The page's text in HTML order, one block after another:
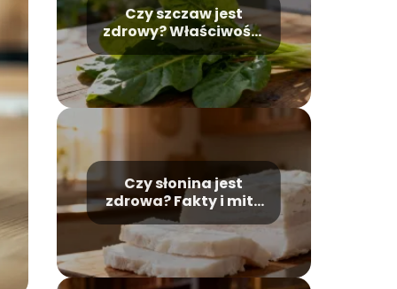
Czy szczaw jest
zdrowy? Właściwości
i przeciwwskazania
Czy słonina jest
zdrowa? Fakty i mity
o tłuszczach
zwierzęcych